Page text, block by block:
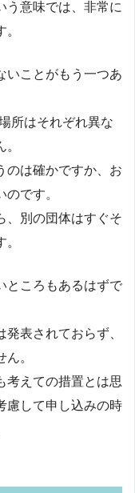
う意味では、非常に
いことがもう一つあ
所はそれぞれ異な
のは確かですか、お
です。
、別の団体はすぐそ
ところもあるはずで
表されておらず、
。
考えての措置とは思
慮して申し込みの時